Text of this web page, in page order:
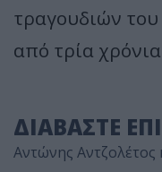
τραγουδιών
από τρία
ΔΙΑΒΑΣΤΕ
Αντώνης Αντζολέτος